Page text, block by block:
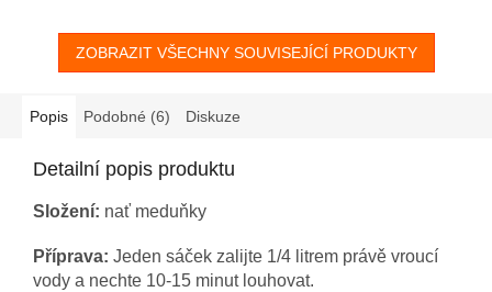
ZOBRAZIT VŠECHNY SOUVISEJÍCÍ PRODUKTY
Popis Podobné (6) Diskuze
Detailní popis produktu
Složení: nať meduňky
Příprava: Jeden sáček zalijte 1/4 litrem právě vroucí
vody a nechte 10-15 minut louhovat.